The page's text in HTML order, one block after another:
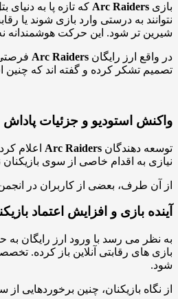
بازی Arc Raiders که تازه پا به
نتوانند به درستی وارد بازی شوند یا
شیرین تر شود. این حرکت هوشمندانه
در واقع ارز رایگان Arc Raiders فرصتی
تصمیم تشکر کرده و گفته اند که چنین
واکنش استودیو و جزئیات پاداش
توسعه دهندگان Arc Raiders اعلام
نیازی به اقدام خاصی از سوی
از آن طرف، بعضی از کاربران در
آینده بازی و افزایش اعتماد
به نظر می رسد با ورود ارز رایگان
بازی های رقابتی آنلاین باز کرده.
شود.
از نگاه بازیکنان، چنین